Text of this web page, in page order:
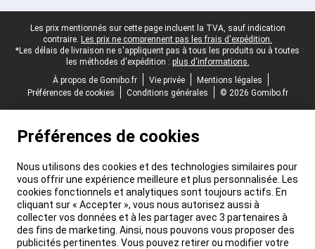
Pied-de-page légal
Les prix mentionnés sur cette page incluent la TVA, sauf indication
contraire. Les prix ne comprennent pas les frais d'expédition.
*Les délais de livraison ne s'appliquent pas à tous les produits ou à toutes
les méthodes d'expédition : plus d'informations.
À propos de Gomibo.fr
Vie privée
Mentions légales
Préférences de cookies
Conditions générales © 2026 Gomibo.fr
Préférences de cookies
Nous utilisons des cookies et des technologies similaires pour
vous offrir une expérience meilleure et plus personnalisée. Les
cookies fonctionnels et analytiques sont toujours actifs. En
cliquant sur « Accepter », vous nous autorisez aussi à
collecter vos données et à les partager avec 3 partenaires à
des fins de marketing. Ainsi, nous pouvons vous proposer des
publicités pertinentes. Vous pouvez retirer ou modifier votre